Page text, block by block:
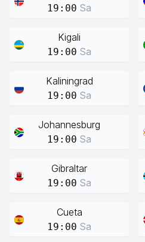
19:00 Sa
Kigali
19:00 Sa
Kaliningrad
19:00 Sa
Johannesburg
19:00 Sa
Gibraltar
19:00 Sa
Cueta
19:00 Sa